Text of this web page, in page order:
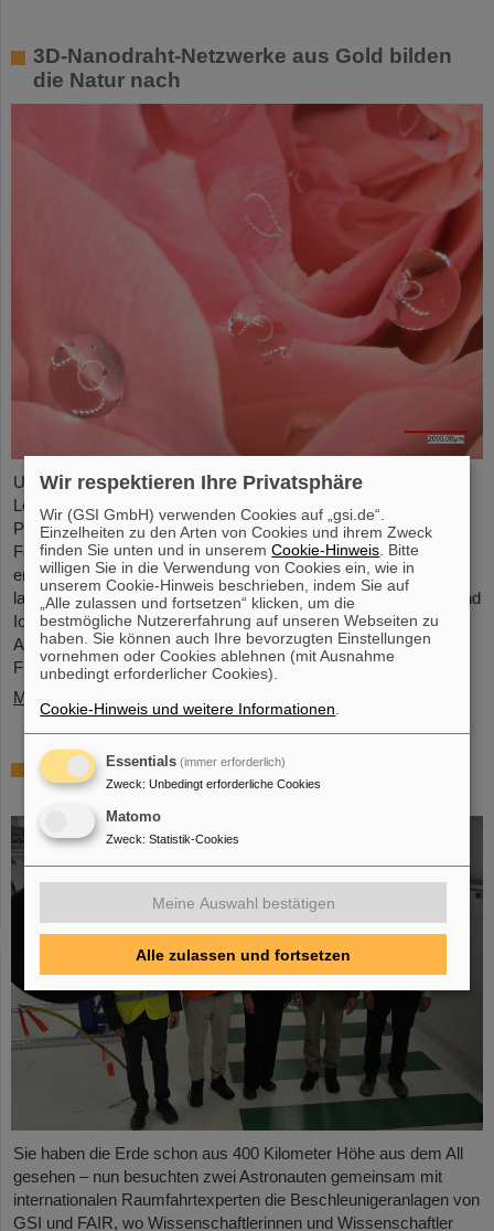
3D-Nanodraht-Netzwerke aus Gold bilden
die Natur nach
Unter Führung von Professorin María Eugenia Toimil-Molares,
Leiterin der Abteilung Materialforschung von GSI/FAIR und
Professorin an der Technischen Universität Darmstadt, hat ein
Forschungsteam neuartige Oberflächen aus Goldnanodrähten
entwickelt, deren Benetzungsverhalten sich gezielt steuern
lassen. Diese Materialien, hergestellt durch Elektrodeposition und
Ionenspur-Nanotechnologie, eröffnen neue Perspektiven für
Anwendungen in mikrofluidischen Geräten, im
Flüssigkeitstransport und in der…
Mehr »
Von der Raumstation ins Forschungslabor:
Astronauten zu Gast bei GSI und FAIR
Sie haben die Erde schon aus 400 Kilometer Höhe aus dem All
gesehen – nun besuchten zwei Astronauten gemeinsam mit
internationalen Raumfahrtexperten die Beschleunigeranlagen von
GSI und FAIR, wo Wissenschaftlerinnen und Wissenschaftler
Wir respektieren Ihre Privatsphäre
Wir (GSI GmbH) verwenden Cookies auf „gsi.de“.
Einzelheiten zu den Arten von Cookies und ihrem Zweck
finden Sie unten und in unseremCookie-Hinweis . Bitte
willigen Sie in die Verwendung von Cookies ein, wie in
unserem Cookie-Hinweis beschrieben, indem Sie auf
„Alle zulassen und fortsetzen“ klicken, um die
bestmögliche Nutzererfahrung auf unseren Webseiten zu
haben. Sie können auch Ihre bevorzugten Einstellungen
vornehmen oder Cookies ablehnen (mit Ausnahme
unbedingt erforderlicher Cookies).
Cookie-Hinweis und weitere Informationen
Essentials (immer erforderlich)
Zweck: Unbedingt erforderliche Cookies
Matomo
Zweck: Statistik-Cookies
Meine Auswahl bestätigen
Alle zulassen und fortsetzen